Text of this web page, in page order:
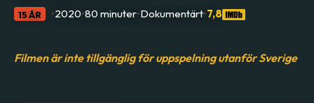
15 ÅR •2020•80 minuter•Dokumentärt•7,8
Filmen är inte tillgänglig för uppspelning utanför Sverige